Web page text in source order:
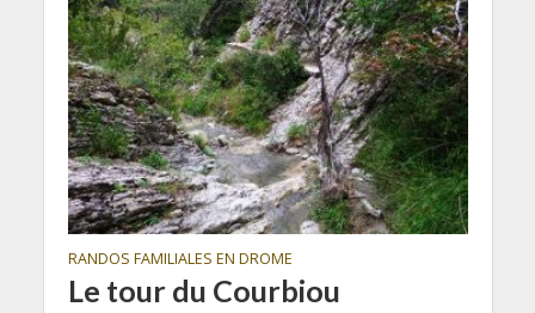
RANDOS FAMILIALES EN DROME
Le tour du Courbiou